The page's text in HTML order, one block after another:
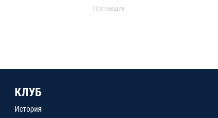
Поставщик
КЛУБ
История